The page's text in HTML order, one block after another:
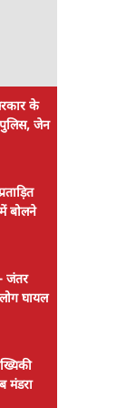
के
जेन
बोलने
जंतर
घायल
मंडरा